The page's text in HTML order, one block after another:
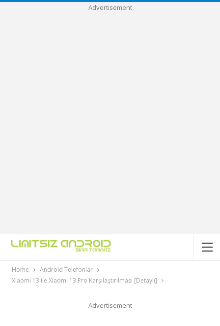
Advertisement
Home
Android Telefonlar
Xiaomi 13 ile Xiaomi 13 Pro Karşılaştırılması [Detaylı]
Advertisement